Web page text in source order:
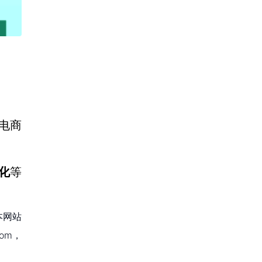
商
等
网站
，